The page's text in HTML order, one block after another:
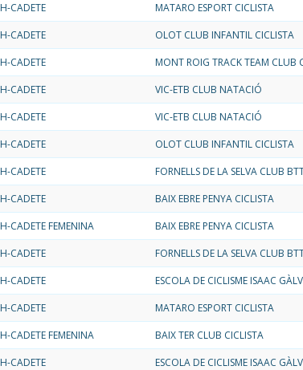
CADETE
MATARO ESPORT CICLISTA
CADETE
OLOT CLUB INFANTIL CICLISTA
CADETE
MONT ROIG TRACK TEAM CLUB
CADETE
VIC-ETB CLUB NATACIÓ
CADETE
VIC-ETB CLUB NATACIÓ
CADETE
OLOT CLUB INFANTIL CICLISTA
CADETE
FORNELLS DE LA SELVA CLUB
CADETE
BAIX EBRE PENYA CICLISTA
CADETE FEMENINA
BAIX EBRE PENYA CICLISTA
CADETE
FORNELLS DE LA SELVA CLUB
CADETE
ESCOLA DE CICLISME ISAAC
CADETE
MATARO ESPORT CICLISTA
CADETE FEMENINA
BAIX TER CLUB CICLISTA
CADETE
ESCOLA DE CICLISME ISAAC